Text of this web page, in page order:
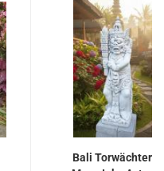
Bali Tor­wäch­ter